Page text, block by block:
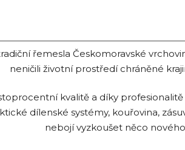
řemesla Českomoravské
neničili životní prostředí chráněné
kvalitě a díky
dílenské systémy, kouřovina,
nebojí vyzkoušet něco